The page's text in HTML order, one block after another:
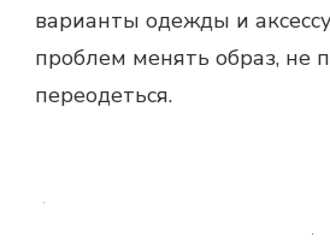
варианты одежды и
проблем менять образ, не
переодеться.